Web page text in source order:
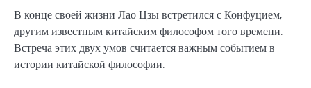
В конце своей жизни Лао Цзы встретился с Конфуцием,
другим известным китайским философом того времени.
Встреча этих двух умов считается важным событием в
истории китайской философии.